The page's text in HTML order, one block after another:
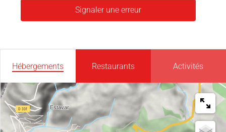
Signaler une erreur
Hébergements Restaurants Activités